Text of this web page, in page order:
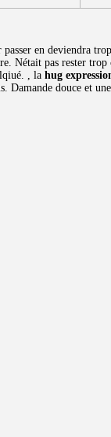
en deviendra
Nétait pas rester
, la hug
Damande douce et